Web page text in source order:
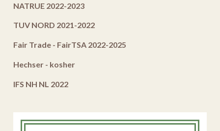
NATRUE 2022-2023
TUV NORD 2021-2022
Fair Trade - FairTSA 2022-2025
Hechser - kosher
IFS NH NL 2022